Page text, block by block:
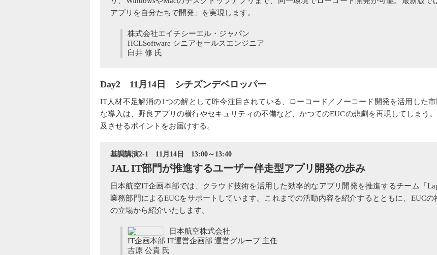
アプリを自分たちで開発」を実現します。
株式会社エイチシーエル・ジャパン
HCLSoftware シニアセールスエンジニア
臼井 修 氏
Day2 11月14日 シチズンデベロッパー
IT人材不足解消の1つの解として昨今注目されている、ローコード／ノーコード開発を活用した
な導入は、野良アプリの横行やセキュリティの不備など、かつてのEUCの悲劇を再現してしまう
及させるポイントをお届けする。
基調講演2-1 11月14日 13:00～13:40
JAL IT部門が推進するユーザー伴走型アプリ開発の歩み
日本航空IT企画本部では、クラウド技術を活用した効率的なアプリ開発を推進するチーム「
業務部門によるEUCをサポートしています。これまでの活動内容を紹介するとともに、EUC
の立場から紹介いたします。
日本航空株式会社
IT企画本部 IT運営企画部 運営グループ 主任
吉原 公貴 氏